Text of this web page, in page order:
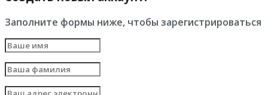
Заполните формы ниже, чтобы зарегистрироваться